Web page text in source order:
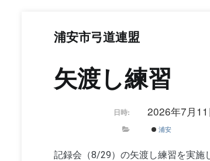
浦安市弓道連盟
矢渡し練習
日時: 2026年7月
浦安
記録会（8/29）の矢渡し練習を実施